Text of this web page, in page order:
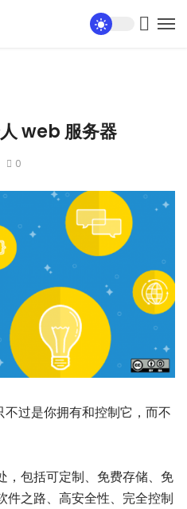
web 服务器
0
过是你拥有和控制它，而不
，包括可定制、免费存储、免
件之路、高安全性、完全控制